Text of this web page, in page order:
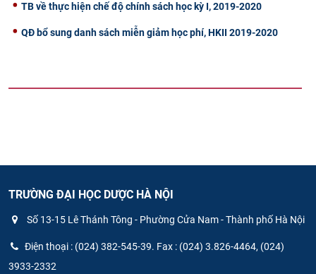
TB về thực hiện chế độ chính sách học kỳ I, 2019-2020
QĐ bổ sung danh sách miễn giảm học phí, HKII 2019-2020
TRƯỜNG ĐẠI HỌC DƯỢC HÀ NỘI
Số 13-15 Lê Thánh Tông - Phường Cửa Nam - Thành phố Hà Nội
Điện thoại : (024) 382-545-39. Fax : (024) 3.826-4464, (024)
3933-2332